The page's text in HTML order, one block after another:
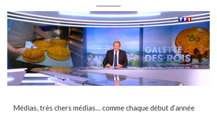
Médias, très chers médias… comme chaque début d’année